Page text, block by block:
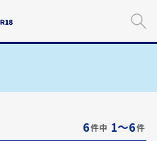
6件中 1〜6件